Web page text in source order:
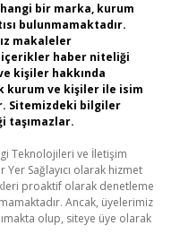
bir marka, kurum
bulunmamaktadır.
makaleler
içerikler haber niteliği
kişiler hakkında
kurum ve kişiler ile isim
Sitemizdeki bilgiler
taşımazlar.
Teknolojileri ve İletişim
Yer Sağlayıcı olarak hizmet
proaktif olarak denetleme
Ancak, üyelerimiz
olup, siteye üye olarak